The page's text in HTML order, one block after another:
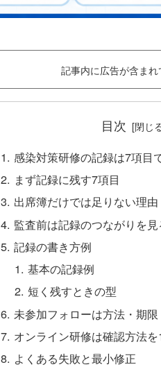
記事内に広告が含まれ
目次
感染対策研修の記録は7項目
まず記録に残す7項目
出席簿だけでは足りない理由
監査前は記録のつながりを見
記録の書き方例
基本の記録例
短く残すときの型
未参加フォローは方法・期
オンライン研修は確認方法
よくある失敗と最小修正